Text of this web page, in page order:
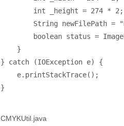
        int
_height = 274 * 2 ;
String newFilePath =
boolean status =
}
} catch
(IOException e) {
    e.printStackTrace()
;
}
CMYKUtil.java